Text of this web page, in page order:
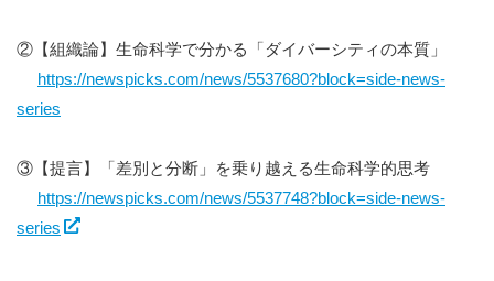
②【組織論】生命科学で分かる「ダイバーシティの本質」
https://newspicks.com/news/5537680?block=side-news-
series
③【提言】「差別と分断」を乗り越える生命科学的思考
https://newspicks.com/news/5537748?block=side-news-
series